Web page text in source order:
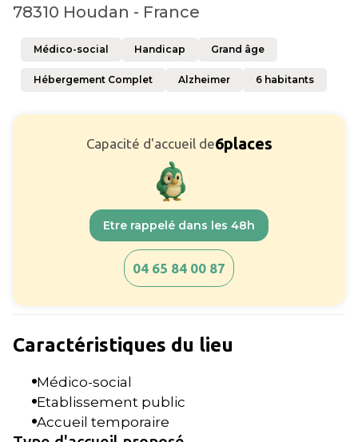
78310 Houdan - France
Médico-social Handicap Grand âge
Hébergement Complet Alzheimer 6 habitants
Capacité d'accueil de6places
Etre rappelé dans les 48h
04 65 84 00 87
Caractéristiques du lieu
Médico-social
Etablissement public
Accueil temporaire